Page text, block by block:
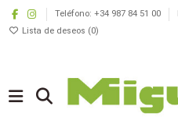
Teléfono: +34 987 84 51 00
Lista de deseos (0)